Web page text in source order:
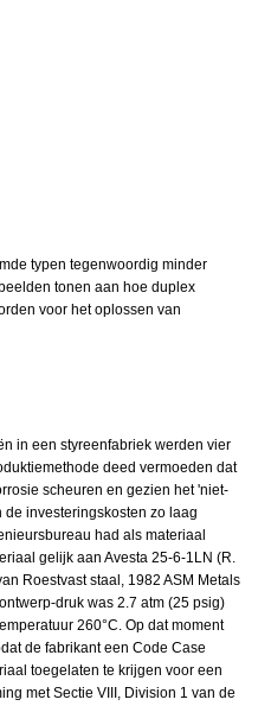
typen tegenwoordig minder
tonen aan hoe duplex
voor het oplossen van
in een styreenfabriek werden vier
deed vermoeden dat
scheuren en gezien het 'niet-
investeringskosten zo laag
had als materiaal
gelijk aan Avesta 25-6-1LN (R.
Roestvast staal, 1982 ASM Metals
druk was 2.7 atm (25 psig)
260°C. Op dat moment
de fabrikant een Code Case
toegelaten te krijgen voor een
met Sectie VIII, Division 1 van de